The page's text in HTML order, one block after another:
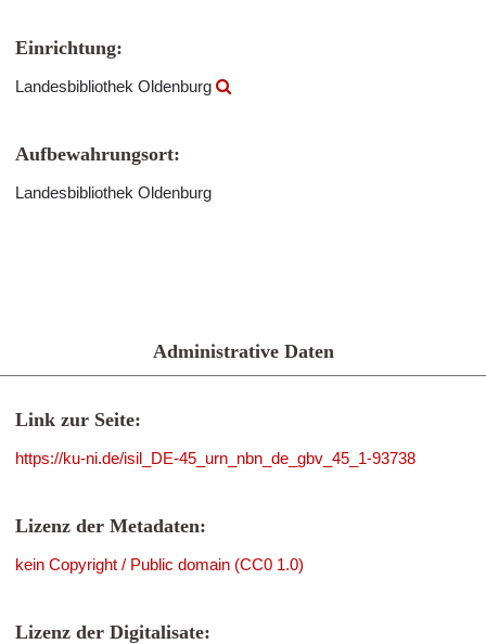
Einrichtung:
Landesbibliothek Oldenburg
Aufbewahrungsort:
Landesbibliothek Oldenburg
Administrative Daten
Link zur Seite:
https://ku-ni.de/isil_DE-45_urn_nbn_de_gbv_45_1-93738
Lizenz der Metadaten:
kein Copyright / Public domain (CC0 1.0)
Lizenz der Digitalisate: